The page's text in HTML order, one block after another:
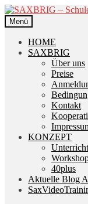
Zur
Navigation
springen
Zum
Inhalt
springen
Menü
HOME
SAXBRIG
Über uns
Preise
Kontakt
KONZEPT
Unterricht
40plus
Aktuelle Blog